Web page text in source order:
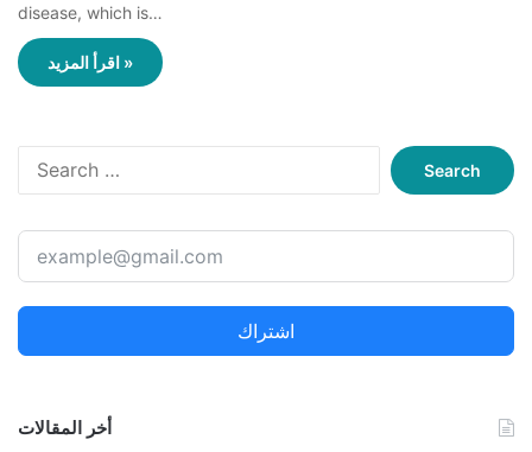
disease, which is…
اقرأ المزيد »
r
h
f
r
اشتراك
أخر المقالات